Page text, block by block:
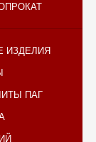
ИЗДЕЛИЯ
ПАГ